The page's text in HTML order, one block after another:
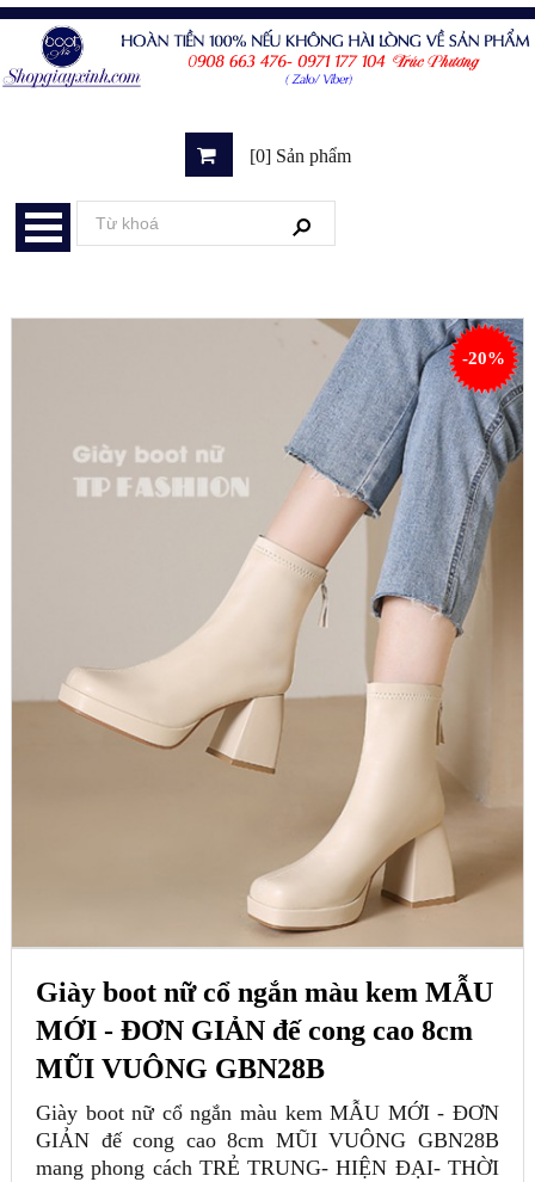
[0] Sản phẩm
-20%
Giày boot nữ cổ ngắn màu kem MẪU
MỚI - ĐƠN GIẢN đế cong cao 8cm
MŨI VUÔNG GBN28B
Giày boot nữ cổ ngắn màu kem MẪU MỚI - ĐƠN
GIẢN đế cong cao 8cm MŨI VUÔNG GBN28B
mang phong cách TRẺ TRUNG- HIỆN ĐẠI- THỜI